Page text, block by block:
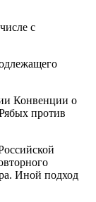
с
Конвенции о
против
Иной подход